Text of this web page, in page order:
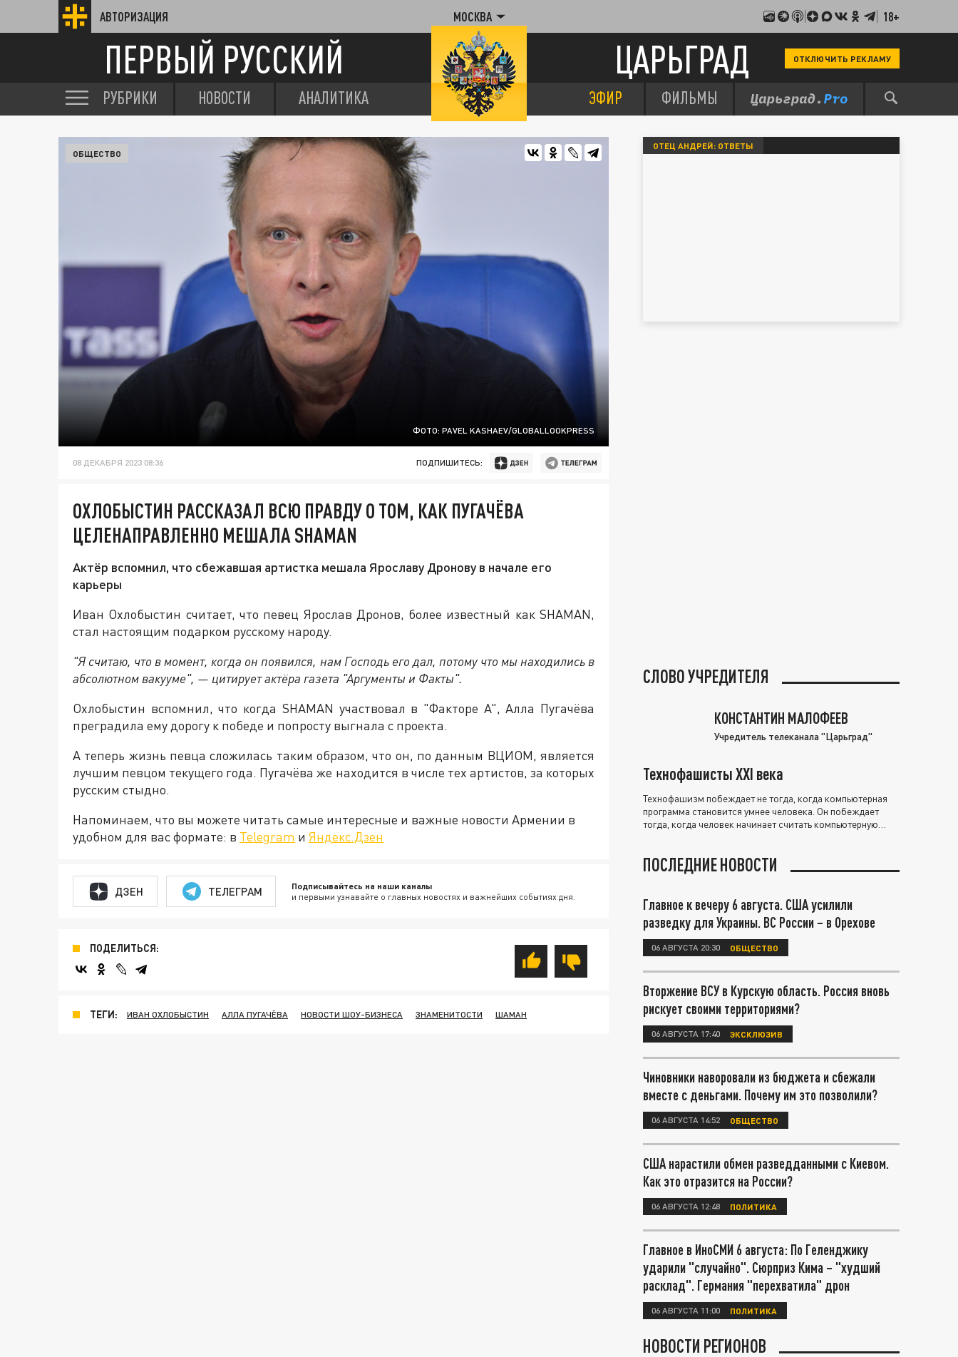
АВТОРИЗАЦИЯ МОСКВА 18+
ПЕРВЫЙ РУССКИЙ ЦАРЬГРАД ОТКЛЮЧИТЬ РЕКЛАМУ
РУБРИКИ НОВОСТИ АНАЛИТИКА ЭФИР ФИЛЬМЫ
ФОТО: PAVEL KASHAEV/GLOBALLOOKPRESS
ОБЩЕСТВО
08 ДЕКАБРЯ 2023 08:36 ПОДПИШИТЕСЬ:
ОХЛОБЫСТИН РАССКАЗАЛ ВСЮ ПРАВДУ О ТОМ, КАК ПУГАЧЁВА
ЦЕЛЕНАПРАВЛЕННО МЕШАЛА SHAMAN
Актёр вспомнил, что сбежавшая артистка мешала Ярославу Дронову в начале его
карьеры
Иван Охлобыстин считает, что певец Ярослав Дронов, более известный как SHAMAN,
стал настоящим подарком русскому народу.
"Я считаю, что в момент, когда он появился, нам Господь его дал, потому что мы находились в
абсолютном вакууме", — цитирует актёра газета "Аргументы и Факты".
Охлобыстин вспомнил, что когда SHAMAN участвовал в "Факторе А", Алла Пугачёва
преградила ему дорогу к победе и попросту выгнала с проекта.
А теперь жизнь певца сложилась таким образом, что он, по данным ВЦИОМ, является
лучшим певцом текущего года. Пугачёва же находится в числе тех артистов, за которых
русским стыдно.
Напоминаем, что вы можете читать самые интересные и важные новости Армении в
удобном для вас формате: в Telegram и Яндекс.Дзен
ДЗЕН ТЕЛЕГРАМ Подписывайтесь на наши каналы
и первыми узнавайте о главных новостях и важнейших событиях дня.
ПОДЕЛИТЬСЯ:
ТЕГИ: ИВАН ОХЛОБЫСТИН АЛЛА ПУГАЧЁВА НОВОСТИ ШОУ-БИЗНЕСА ЗНАМЕНИТОСТИ ШАМАН
ОТЕЦ АНДРЕЙ: ОТВЕТЫ
СЛОВО УЧРЕДИТЕЛЯ
КОНСТАНТИН МАЛОФЕЕВ
Учредитель телеканала "Царьград"
Технофашисты XXI века
Технофашизм побеждает не тогда, когда компьютерная
программа становится умнее человека. Он побеждает
тогда, когда человек начинает считать компьютерную
ПОСЛЕДНИЕ НОВОСТИ
Главное к вечеру 6 августа. США усилили
разведку для Украины. ВС России – в Орехове
06 АВГУСТА 20:30 ОБЩЕСТВО
Вторжение ВСУ в Курскую область. Россия вновь
рискует своими территориями?
06 АВГУСТА 17:40 ЭКСКЛЮЗИВ
Чиновники наворовали из бюджета и сбежали
вместе с деньгами. Почему им это позволили?
06 АВГУСТА 14:52 ОБЩЕСТВО
США нарастили обмен разведданными с Киевом.
Как это отразится на России?
06 АВГУСТА 12:48 ПОЛИТИКА
Главное в ИноСМИ 6 августа: По Геленджику
ударили "случайно". Сюрприз Кима – "худший
расклад". Германия "перехватила" дрон
06 АВГУСТА 11:00 ПОЛИТИКА
НОВОСТИ РЕГИОНОВ